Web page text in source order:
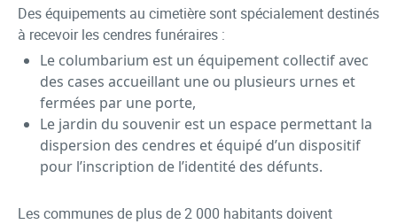
Des équipements au cimetière sont spécialement destinés
à recevoir les cendres funéraires :
Le columbarium est un équipement collectif avec
des cases accueillant une ou plusieurs urnes et
fermées par une porte,
Le jardin du souvenir est un espace permettant la
dispersion des cendres et équipé d’un dispositif
pour l’inscription de l’identité des défunts.
Les communes de plus de 2 000 habitants doivent